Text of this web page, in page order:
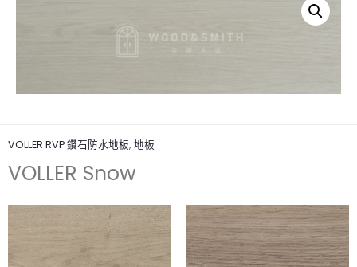
VOLLER RVP 鑽石防水地板, 地板
VOLLER Snow